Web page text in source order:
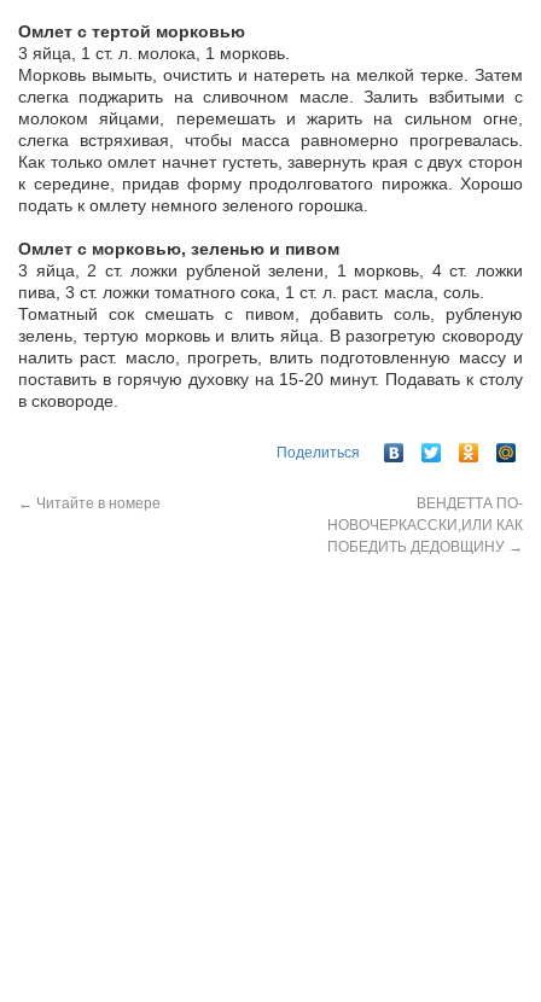
Омлет с тертой морковью
3 яйца, 1 ст. л. молока, 1 морковь.
Морковь вымыть, очистить и натереть на мелкой терке. Затем
слегка поджарить на сливочном масле. Залить взбитыми с
молоком яйцами, перемешать и жарить на сильном огне,
слегка встряхивая, чтобы масса равномерно прогревалась.
Как только омлет начнет густеть, завернуть края с двух сторон
к середине, придав форму продолговатого пирожка. Хорошо
подать к омлету немного зеленого горошка.
Омлет с морковью, зеленью и пивом
3 яйца, 2 ст. ложки рубленой зелени, 1 морковь, 4 ст. ложки
пива, 3 ст. ложки томатного сока, 1 ст. л. раст. масла, соль.
Томатный сок смешать с пивом, добавить соль, рубленую
зелень, тертую морковь и влить яйца. В разогретую сковороду
налить раст. масло, прогреть, влить подготовленную массу и
поставить в горячую духовку на 15-20 минут. Подавать к столу
в сковороде.
Поделиться
← Читайте в номере
ВЕНДЕТТА ПО-
НОВОЧЕРКАССКИ,ИЛИ КАК
ПОБЕДИТЬ ДЕДОВЩИНУ →